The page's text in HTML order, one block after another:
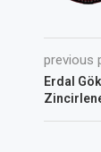
previous
Erdal